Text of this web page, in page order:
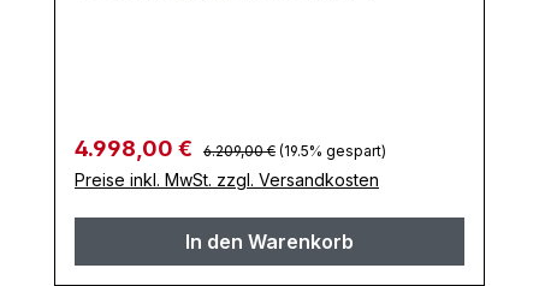
Verkaufspreis:
4.998,00 € Regulärer Preis:
6.209,00 € (19.5% gespart)
Preise inkl. MwSt. zzgl. Versandkosten
In den Warenkorb